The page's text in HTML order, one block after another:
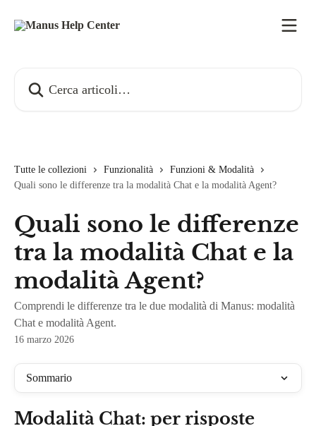
Tutte le collezioni Funzionalità
Funzioni & Modalità
Quali sono le differenze tra la modalità Chat e la modalità Agent?
Quali sono le differenze
tra la modalità Chat e la
modalità Agent?
Comprendi le differenze tra le due modalità di Manus: modalità
Chat e modalità Agent.
16 marzo 2026
Sommario
Modalità Chat: per risposte